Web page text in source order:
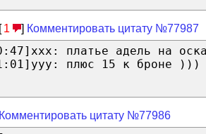
1 ] Комментировать цитату №77987
платье адель на
плюс 15 к броне )))
Комментировать цитату №77986